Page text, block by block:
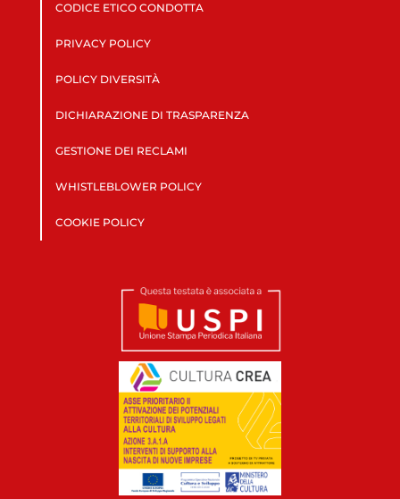
CODICE ETICO CONDOTTA
PRIVACY POLICY
POLICY DIVERSITÀ
DICHIARAZIONE DI TRASPARENZA
GESTIONE DEI RECLAMI
WHISTLEBLOWER POLICY
COOKIE POLICY